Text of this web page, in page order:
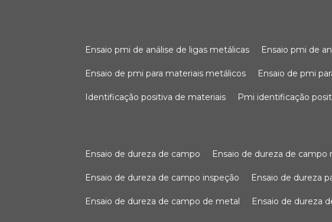
ensaio pmi de análise de ligas metálicas ensaio pmi de
ensaio de pmi para materiais metálicos ensaio de pmi
identificação positiva de materiais pmi identificação
ensaio de dureza de campo ensaio de dureza de
ensaio de dureza de campo inspeção ensaio de dureza
ensaio de dureza de campo de metal ensaio de dureza